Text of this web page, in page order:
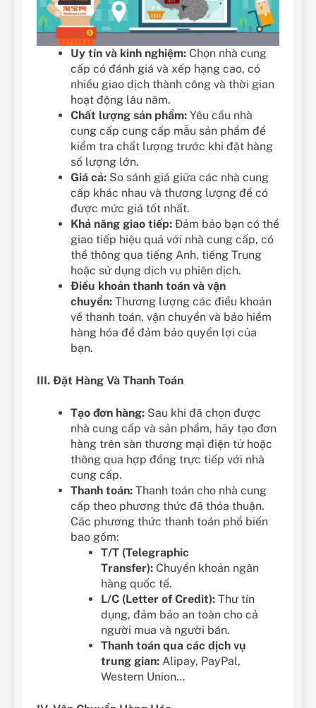
Uy tín và kinh nghiệm: Chọn nhà cung
cấp có đánh giá và xếp hạng cao, có
nhiều giao dịch thành công và thời gian
hoạt động lâu năm.
Chất lượng sản phẩm: Yêu cầu nhà
cung cấp cung cấp mẫu sản phẩm để
kiểm tra chất lượng trước khi đặt hàng
số lượng lớn.
Giá cả: So sánh giá giữa các nhà cung
cấp khác nhau và thương lượng để có
được mức giá tốt nhất.
Khả năng giao tiếp: Đảm bảo bạn có thể
giao tiếp hiệu quả với nhà cung cấp, có
thể thông qua tiếng Anh, tiếng Trung
hoặc sử dụng dịch vụ phiên dịch.
Điều khoản thanh toán và vận
chuyển: Thương lượng các điều khoản
về thanh toán, vận chuyển và bảo hiểm
hàng hóa để đảm bảo quyền lợi của
bạn.
III. Đặt Hàng Và Thanh Toán
Tạo đơn hàng: Sau khi đã chọn được
nhà cung cấp và sản phẩm, hãy tạo đơn
hàng trên sàn thương mại điện tử hoặc
thông qua hợp đồng trực tiếp với nhà
cung cấp.
Thanh toán: Thanh toán cho nhà cung
cấp theo phương thức đã thỏa thuận.
Các phương thức thanh toán phổ biến
bao gồm:
T/T (Telegraphic
Transfer): Chuyển khoản ngân
hàng quốc tế.
L/C (Letter of Credit): Thư tín
dụng, đảm bảo an toàn cho cả
người mua và người bán.
Thanh toán qua các dịch vụ
trung gian: Alipay, PayPal,
Western Union…